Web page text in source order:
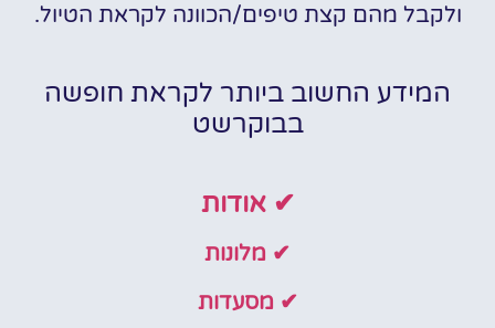
ולקבל מהם קצת טיפים/הכוונה לקראת הטיול.
המידע החשוב ביותר לקראת חופשה
בבוקרשט
✔ אודות
✔ מלונות
✔ מסעדות